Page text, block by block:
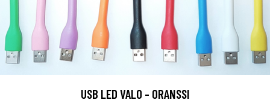
USB LED VALO - ORANSSI